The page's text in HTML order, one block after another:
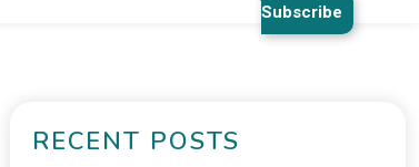
Subscribe
RECENT POSTS